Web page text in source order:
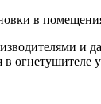
в
и
огнетушителе